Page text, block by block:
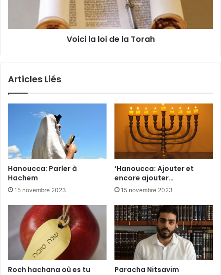
Voici la loi de la Torah
Articles Liés
Hanoucca: Parler à
Hachem
15 novembre 2023
‘Hanoucca: Ajouter et
encore ajouter…
15 novembre 2023
Roch hachana où es tu Paracha Nitsavim